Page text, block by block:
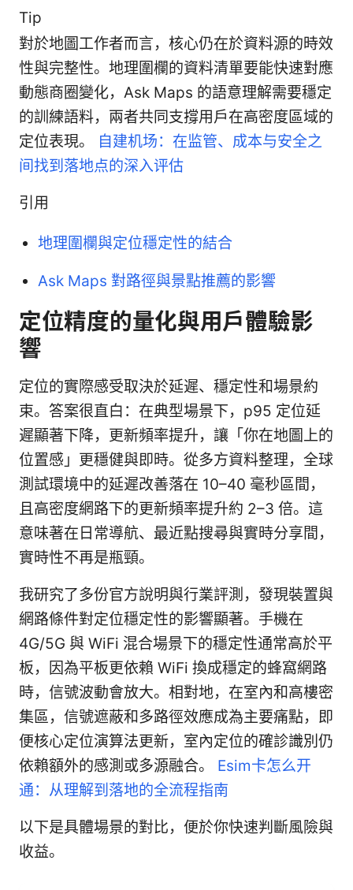
Tip
對於地圖工作者而言，核心仍在於資料源的時效
性與完整性。地理圍欄的資料清單要能快速對應
動態商圈變化，Ask Maps 的語意理解需要穩定
的訓練語料，兩者共同支撐用戶在高密度區域的
定位表現。
自建机场：在监管、成本与安全之
间找到落地点的深入评估
引用
地理圍欄與定位穩定性的結合
Ask Maps 對路徑與景點推薦的影響
定位精度的量化與用戶體驗影
響
定位的實際感受取決於延遲、穩定性和場景約
束。答案很直白：在典型場景下，p95 定位延
遲顯著下降，更新頻率提升，讓「你在地圖上的
位置感」更穩健與即時。從多方資料整理，全球
測試環境中的延遲改善落在 10–40 毫秒區間，
且高密度網路下的更新頻率提升約 2–3 倍。這
意味著在日常導航、最近點搜尋與實時分享間，
實時性不再是瓶頸。
我研究了多份官方說明與行業評測，發現裝置與
網路條件對定位穩定性的影響顯著。手機在
4G/5G 與 WiFi 混合場景下的穩定性通常高於平
板，因為平板更依賴 WiFi 換成穩定的蜂窩網路
時，信號波動會放大。相對地，在室內和高樓密
集區，信號遮蔽和多路徑效應成為主要痛點，即
便核心定位演算法更新，室內定位的確診識別仍
依賴額外的感測或多源融合。 Esim卡怎么开
通：从理解到落地的全流程指南
以下是具體場景的對比，便於你快速判斷風險與
收益。